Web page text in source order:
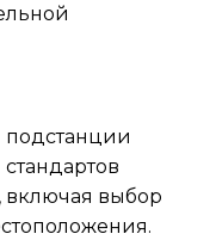
подстанции
включая выбор